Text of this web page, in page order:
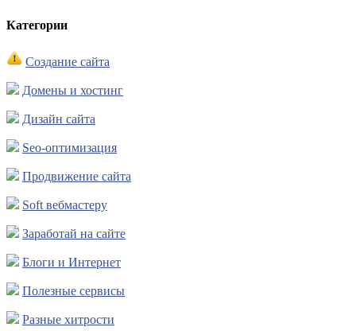
Категории
Создание сайта
Домены и хостинг
Дизайн сайта
Seo-оптимизация
Продвижение сайта
Soft вебмастеру
Заработай на сайте
Блоги и Интернет
Полезные сервисы
Разные хитрости